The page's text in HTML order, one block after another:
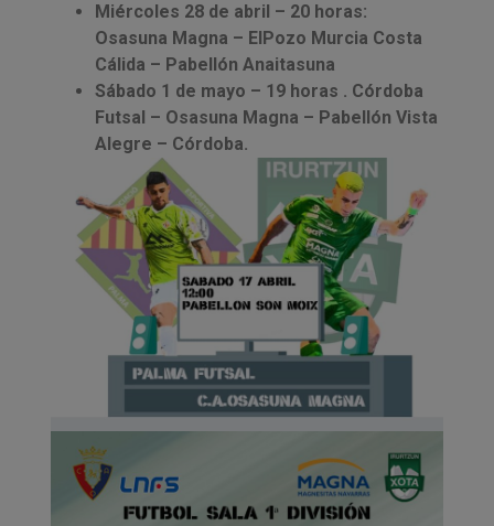
Miércoles 28 de abril – 20 horas:
Osasuna Magna – ElPozo Murcia Costa
Cálida – Pabellón Anaitasuna
Sábado 1 de mayo – 19 horas . Córdoba
Futsal – Osasuna Magna – Pabellón Vista
Alegre – Córdoba.